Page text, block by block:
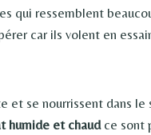
qui ressemblent
car ils volent en
et se nourrissent dans
humide et chaudce sont